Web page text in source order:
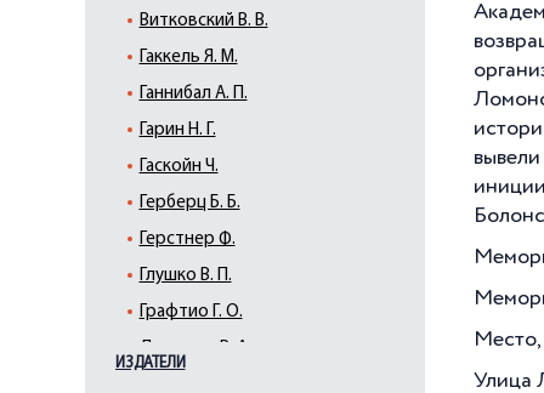
Витковский В. В.
Гаккель Я. М.
Ганнибал А. П.
Гарин Н. Г.
Гаскойн Ч.
Герберц Б. Б.
Герстнер Ф.
Глушко В. П.
Графтио Г. О.
ИЗДАТЕЛИ
Место,
Улица